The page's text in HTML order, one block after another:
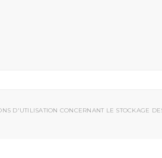
D'UTILISATION CONCERNANT LE STOCKAGE